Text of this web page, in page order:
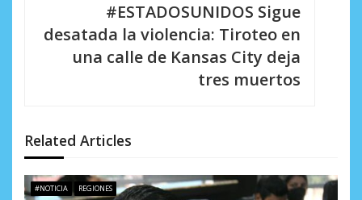
e
n
#ESTADOSUNIDOS Sigue
desatada la violencia: Tiroteo en
una calle de Kansas City deja
tres muertos
Related Articles
#NOTICIA REGIONES